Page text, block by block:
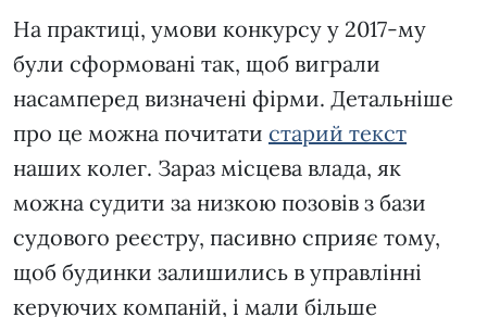
На практиці, умови конкурсу у 2017-му
були сформовані так, щоб виграли
насамперед визначені фірми. Детальніше
про це можна почитати старий текст
наших колег. Зараз місцева влада, як
можна судити за низкою позовів з бази
судового реєстру, пасивно сприяє тому,
щоб будинки залишились в управлінні
керуючих компаній, і мали більше